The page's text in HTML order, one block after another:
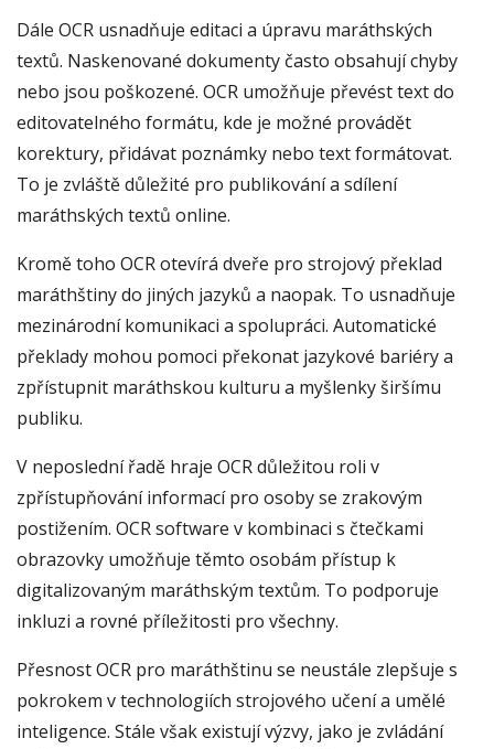
Dále OCR usnadňuje editaci a úpravu maráthských
textů. Naskenované dokumenty často obsahují chyby
nebo jsou poškozené. OCR umožňuje převést text do
editovatelného formátu, kde je možné provádět
korektury, přidávat poznámky nebo text formátovat.
To je zvláště důležité pro publikování a sdílení
maráthských textů online.
Kromě toho OCR otevírá dveře pro strojový překlad
maráthštiny do jiných jazyků a naopak. To usnadňuje
mezinárodní komunikaci a spolupráci. Automatické
překlady mohou pomoci překonat jazykové bariéry a
zpřístupnit maráthskou kulturu a myšlenky širšímu
publiku.
V neposlední řadě hraje OCR důležitou roli v
zpřístupňování informací pro osoby se zrakovým
postižením. OCR software v kombinaci s čtečkami
obrazovky umožňuje těmto osobám přístup k
digitalizovaným maráthským textům. To podporuje
inkluzi a rovné příležitosti pro všechny.
Přesnost OCR pro maráthštinu se neustále zlepšuje s
pokrokem v technologiích strojového učení a umělé
inteligence. Stále však existují výzvy, jako je zvládání